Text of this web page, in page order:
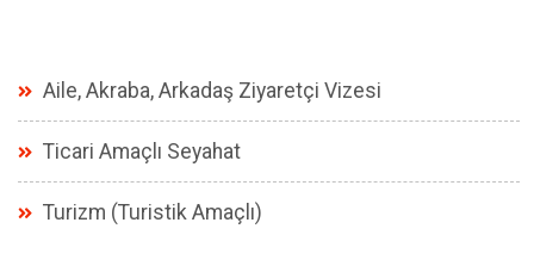
Aile, Akraba, Arkadaş Ziyaretçi Vizesi
Ticari Amaçlı Seyahat
Turizm (Turistik Amaçlı)